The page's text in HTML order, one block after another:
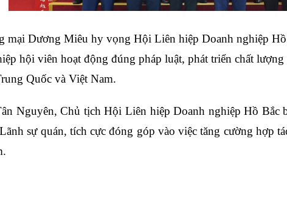
mại Dương Miêu hy vọng Hội Liên hiệp Doanh nghiệp
hội viên hoạt động đúng pháp luật, phát triển chất lượng
Quốc và Việt Nam.
Nguyên, Chủ tịch Hội Liên hiệpDoanh nghiệp Hồ Bắc
sự quán, tích cực đóng góp vào việc tăng cường hợp